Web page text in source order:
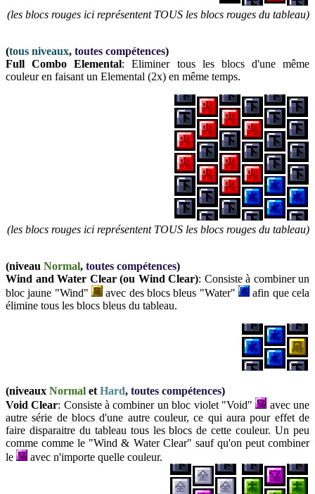
(les blocs rouges ici représentent TOUS les blocs rouges du tableau)
(tous niveaux, toutes compétences)
Full Combo Elemental: Eliminer tous les blocs d'une même
couleur en faisant un Elemental (2x) en même temps.
(les blocs rouges ici représentent TOUS les blocs rouges du tableau)
(niveau Normal, toutes compétences)
Wind and Water Clear (ou Wind Clear): Consiste à combiner un
bloc jaune "Wind"
avec des blocs bleus "Water"
afin que cela
élimine tous les blocs bleus du tableau.
(niveaux Normal et Hard, toutes compétences)
Void Clear: Consiste à combiner un bloc violet "Void"
avec une
autre série de blocs d'une autre couleur, ce qui aura pour effet de
faire disparaitre du tableau tous les blocs de cette couleur. Un peu
comme comme le "Wind & Water Clear" sauf qu'on peut combiner
le
avec n'importe quelle couleur.